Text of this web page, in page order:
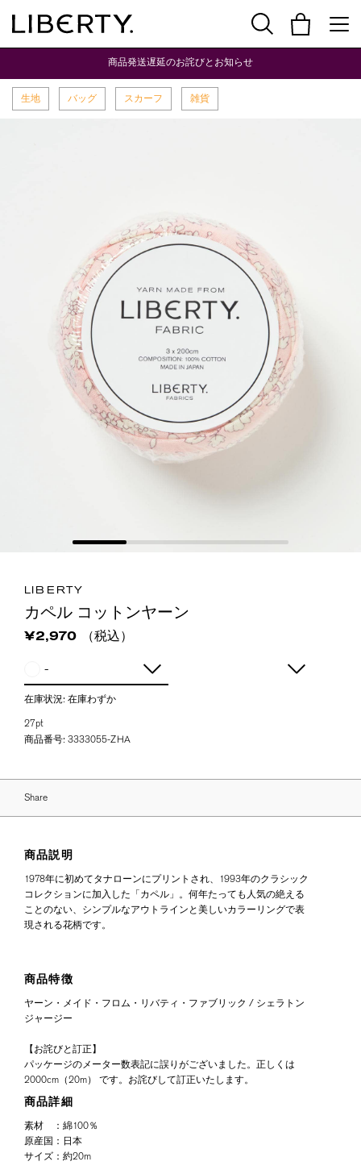
商品発送遅延のお詫びとお知らせ
生地 バッグ スカーフ 雑貨
LIBERTY
カペル コットンヤーン
¥2,970
（税込）
-
在庫状況: 在庫わずか
27pt
商品番号: 3333055-ZHA
Share
商品説明
1978年に初めてタナローンにプリントされ、1993年のクラシック
コレクションに加入した「カペル」。何年たっても人気の絶える
ことのない、シンプルなアウトラインと美しいカラーリングで表
現される花柄です。
商品特徴
ヤーン・メイド・フロム・リバティ・ファブリック / シェラトン
ジャージー
【お詫びと訂正】
パッケージのメーター数表記に誤りがございました。正しくは
2000cm（20m） です。お詫びして訂正いたします。
商品詳細
素材 ： 綿100％
原産国 ： 日本
サイズ ： 約20m